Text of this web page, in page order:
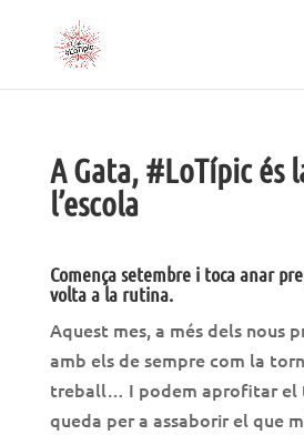
A Gata, #LoTípic és
l’escola
Comença setembre i toca anar
volta a la rutina.
Aquest mes, a més dels nous
amb els de sempre com la
treball… I podem aprofitar el
queda per a assaborir el que